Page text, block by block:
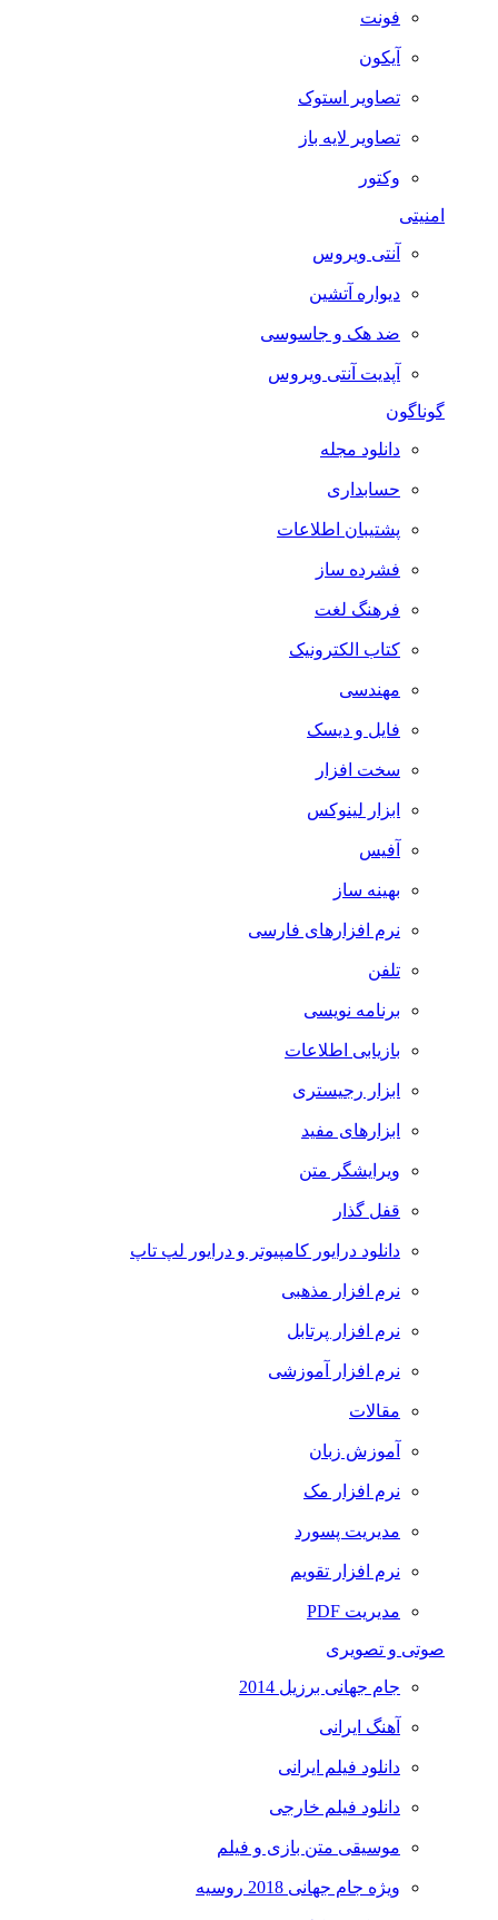
فونت
آیکون
تصاویر استوک
تصاویر لایه باز
وکتور
امنیتی
آنتی ویروس
دیواره آتشین
ضد هک و جاسوسی
آپدیت آنتی ویروس
گوناگون
دانلود مجله
حسابداری
پشتیبان اطلاعات
فشرده ساز
فرهنگ لغت
کتاب الکترونیک
مهندسی
فایل و دیسک
سخت افزار
ابزار لینوکس
آفیس
بهینه ساز
نرم افزارهای فارسی
تلفن
برنامه نویسی
بازیابی اطلاعات
ابزار رجیستری
ابزارهای مفید
ویرایشگر متن
قفل گذار
دانلود درایور کامپیوتر و درایور لپ تاپ
نرم افزار مذهبی
نرم افزار پرتابل
نرم افزار آموزشی
مقالات
آموزش زبان
نرم افزار مک
مدیریت پسورد
نرم افزار تقویم
مدیریت PDF
صوتی و تصویری
جام جهانی برزیل 2014
آهنگ ایرانی
دانلود فیلم ایرانی
دانلود فیلم خارجی
موسیقی متن بازی و فیلم
ویژه جام جهانی 2018 روسیه